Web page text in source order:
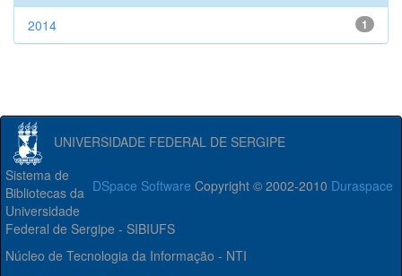
1
2014
UNIVERSIDADE FEDERAL DE SERGIPE
DSpace Software Copyright © 2002-2010 Duraspace
Sistema de
Bibliotecas da
Universidade
Federal de Sergipe - SIBIUFS
Núcleo de Tecnologia da Informação - NTI